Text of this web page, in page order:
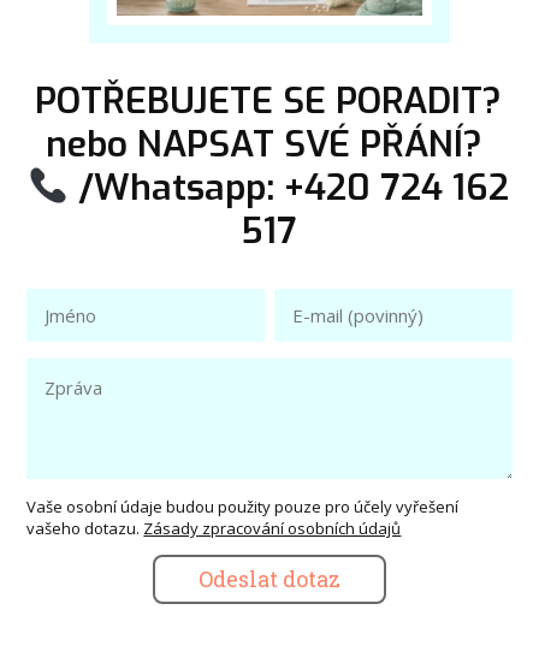
POTŘEBUJETE SE PORADIT?
nebo NAPSAT SVÉ PŘÁNÍ?
/Whatsapp: +420 724 162
517
Vaše osobní údaje budou použity pouze pro účely vyřešení
vašeho dotazu. Zásady zpracování osobních údajů
Odeslat dotaz